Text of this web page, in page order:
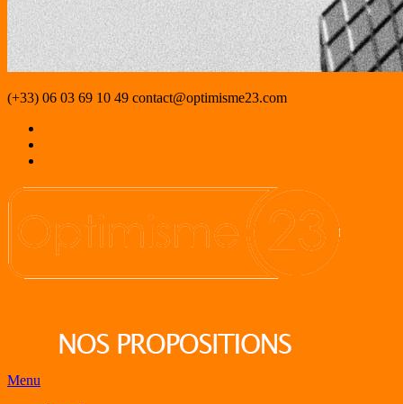
(+33) 06 03 69 10 49 contact@optimisme23.com
Menu